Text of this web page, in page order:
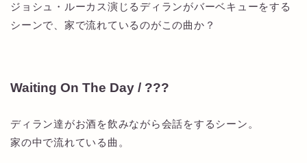
ジョシュ・ルーカス演じるディランがバーベキューをする
シーンで、家で流れているのがこの曲か？
Waiting On The Day / ???
ディラン達がお酒を飲みながら会話をするシーン。
家の中で流れている曲。